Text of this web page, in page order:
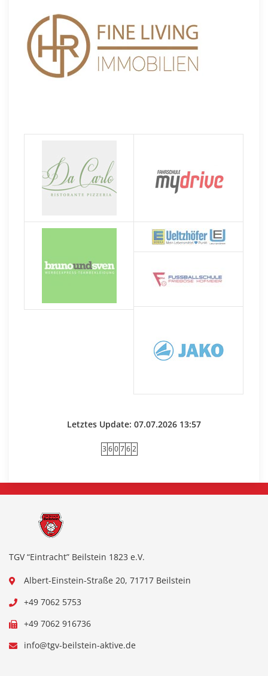
Letztes Update: 07.07.2026 13:57
360762
TGV “Eintracht” Beilstein 1823 e.V.
Albert-Einstein-Straße 20, 71717 Beilstein
+49 7062 5753
+49 7062 916736
info@tgv-beilstein-aktive.de